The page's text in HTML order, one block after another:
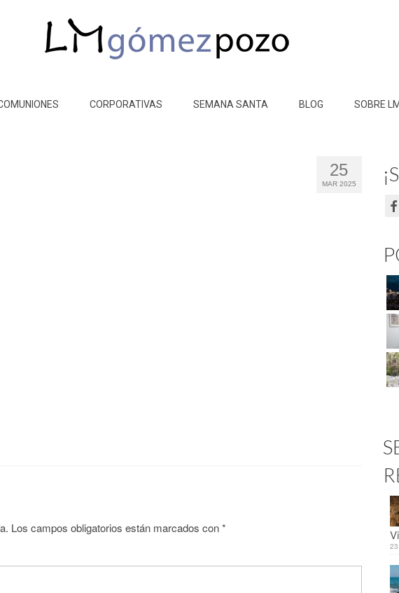
CORPORATIVAS SEMANA SANTA BLOG SOBRE LM
25
MAR 2025
Los campos obligatorios están marcados con*